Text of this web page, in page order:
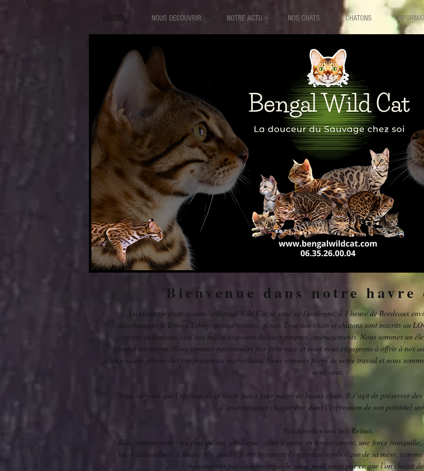
ACCUEIL NOUS DECOUVRIR NOTRE ACTU NOS CHATS CHATONS
Bienvenue dans notre havre
La chatterie professionnelle Bengal Wild Cat se situe en Dordogne, à 1 heure de Bordeaux
sélectionnons le Brown Tabby spotted/rosettes, glitter. Tous nos chats et chatons sont inscrits au
vivent en maison. Seul nos mâles disposent de leurs propres aménagements. Nous sommes un
portées intensives. Nous sommes passionnées par cette race et nous nous engageons à offrir à nos
socialisés et avec des tempéraments merveilleux. Nous sommes fières de notre travail et nous
avec vous.
Nous croyons que l’élevage ne se limite pas à faire naître de beaux chats. Il s’agit de préserver
d’accompagner chaque être dans l’expression de son potentiel
Nos femelles sont nos Reines.
Elles transmettent bien plus qu’une génétique : elles lèguent un tempérament, une force
leurs descendants. Chaque fille gardée porte fièrement l’empreinte symbolique de sa mère,
transmettent pas seulement par le sang, mais aussi par ce que l’on choisit